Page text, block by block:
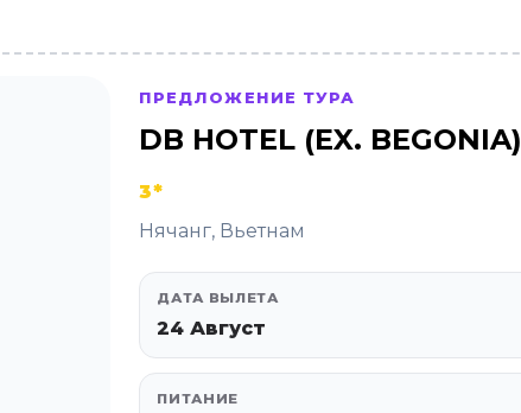
ПРЕДЛОЖЕНИЕ ТУРА
DB HOTEL (EX. BEGONIA)
3*
Нячанг, Вьетнам
ДАТА ВЫЛЕТА
24 Август
ПИТАНИЕ